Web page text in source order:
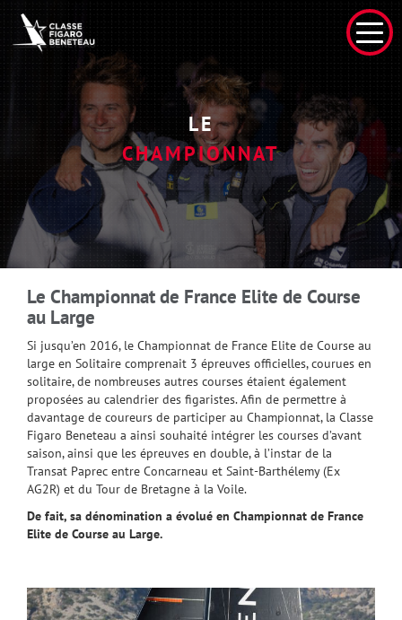
LE
CHAMPIONNAT
Le Championnat de France Elite de Course
au Large
Si jusqu’en 2016, le Championnat de France Elite de Course au
large en Solitaire comprenait 3 épreuves officielles, courues en
solitaire, de nombreuses autres courses étaient également
proposées au calendrier des figaristes. Afin de permettre à
davantage de coureurs de participer au Championnat, la Classe
Figaro Beneteau a ainsi souhaité intégrer les courses d’avant
saison, ainsi que les épreuves en double, à l’instar de la
Transat Paprec entre Concarneau et Saint-Barthélemy (Ex
AG2R) et du Tour de Bretagne à la Voile.
De fait, sa dénomination a évolué en Championnat de France
Elite de Course au Large.